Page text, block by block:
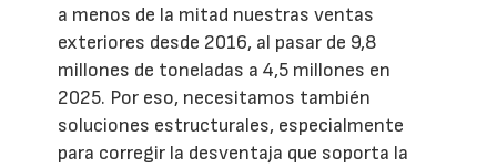
a menos de la mitad nuestras ventas
exteriores desde 2016, al pasar de 9,8
millones de toneladas a 4,5 millones en
2025. Por eso, necesitamos también
soluciones estructurales, especialmente
para corregir la desventaja que soporta la